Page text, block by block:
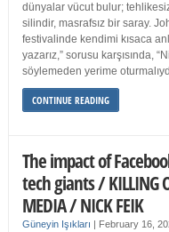
dünyalar vücut bulur;
silindir, masrafsız bir saray.
festivalinde kendimi kısaca
yazarız,” sorusu karşısında,
söylemeden yerime
CONTINUE READING
The impact of
tech giants / KILLING
MEDIA / NICK FEIK
Güneyin Işıkları | February 16,